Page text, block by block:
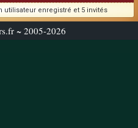
utilisateur enregistré et 5 invités
~ 2005-2026